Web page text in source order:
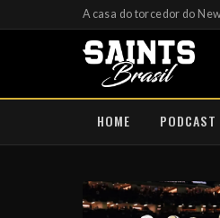
A casa do torcedor do
HOME PODCAST